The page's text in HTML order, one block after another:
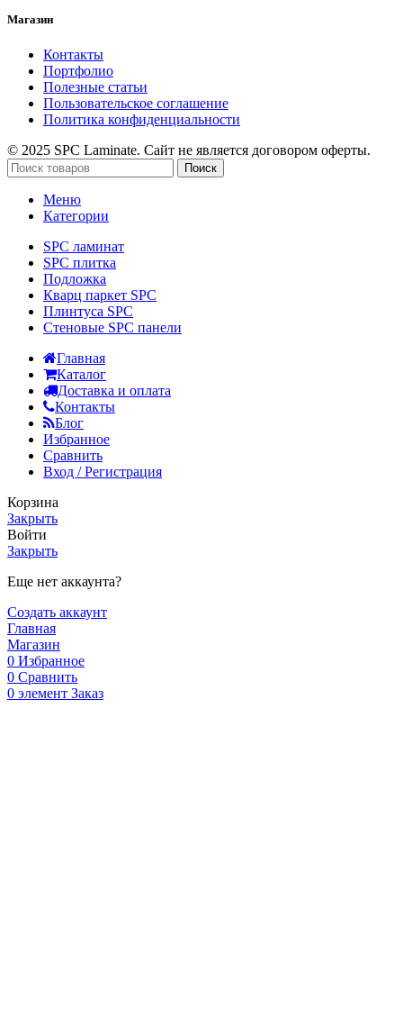
Магазин
Контакты
Портфолио
Полезные статьи
Пользовательское соглашение
Политика конфиденциальности
© 2025 SPC Laminate. Сайт не является договором оферты.
Поиск
Меню
Категории
SPC ламинат
SPC плитка
Подложка
Кварц паркет SPC
Плинтуса SPC
Стеновые SPC панели
Главная
Каталог
Доставка и оплата
Контакты
Блог
Избранное
Сравнить
Вход / Регистрация
Корзина
Закрыть
Войти
Закрыть
Еще нет аккаунта?
Создать аккаунт
Главная
Магазин
0 Избранное
0 Сравнить
0 элемент Заказ